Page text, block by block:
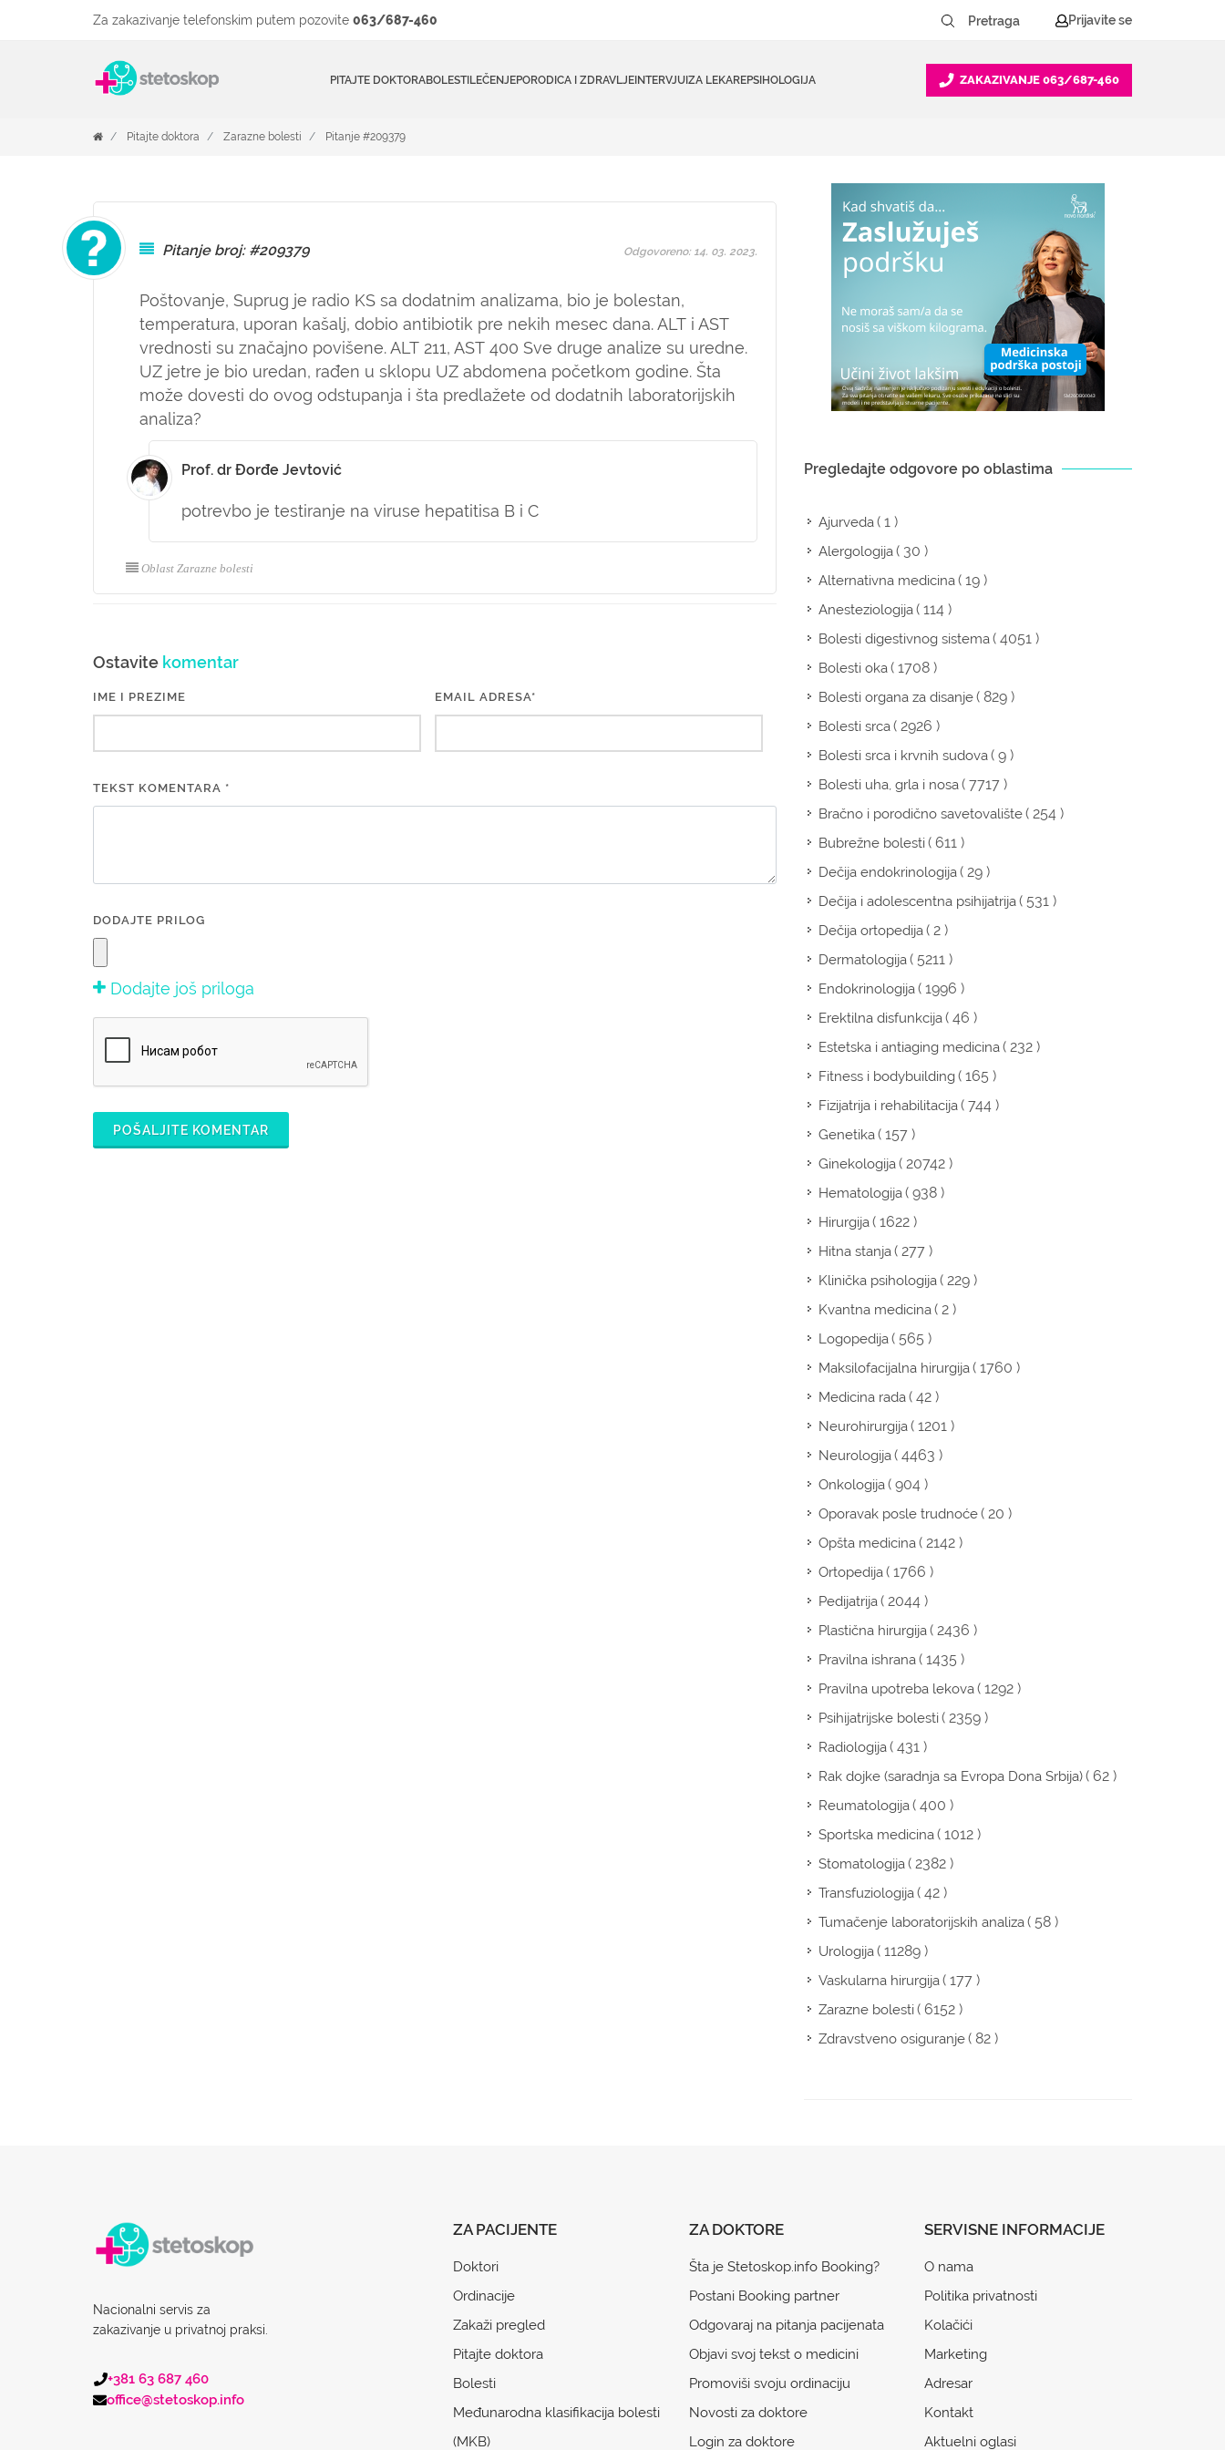
Za zakazivanje telefonskim putem pozovite 063/687-460 Prijavite se
PITAJTE DOKTORABOLESTILEČENJEPORODICA I ZDRAVLJEINTERVJUIZA LEKAREPSIHOLOGIJA ZAKAZIVANJE 063/687-460
Pitajte doktora Zarazne bolesti Pitanje #209379
Pitanje broj: #209379
Poštovanje, Suprug je radio KS sa dodatnim analizama, bio je bolestan,
temperatura, uporan kašalj, dobio antibiotik pre nekih mesec dana. ALT i AST
vrednosti su značajno povišene. ALT 211, AST 400 Sve druge analize su uredne.
UZ jetre je bio uredan, rađen u sklopu UZ abdomena početkom godine. Šta
može dovesti do ovog odstupanja i šta predlažete od dodatnih laboratorijskih
analiza?
Odgovoreno: 14. 03. 2023.
Prof. dr Đorđe Jevtović
potrevbo je testiranje na viruse hepatitisa B i C
Oblast Zarazne bolesti
Ostavite komentar
IME I PREZIME EMAIL ADRESA*
TEKST KOMENTARA *
DODAJTE PRILOG
Dodajte još priloga
POŠALJITE KOMENTAR
Pregledajte odgovore po oblastima
Ajurveda( 1 )
Alergologija( 30 )
Alternativna medicina( 19 )
Anesteziologija( 114 )
Bolesti digestivnog sistema( 4051 )
Bolesti oka( 1708 )
Bolesti organa za disanje( 829 )
Bolesti srca( 2926 )
Bolesti srca i krvnih sudova( 9 )
Bolesti uha, grla i nosa( 7717 )
Bračno i porodično savetovalište( 254 )
Bubrežne bolesti( 611 )
Dečija endokrinologija( 29 )
Dečija i adolescentna psihijatrija( 531 )
Dečija ortopedija( 2 )
Dermatologija( 5211 )
Endokrinologija( 1996 )
Erektilna disfunkcija( 46 )
Estetska i antiaging medicina( 232 )
Fitness i bodybuilding( 165 )
Fizijatrija i rehabilitacija( 744 )
Genetika( 157 )
Ginekologija( 20742 )
Hematologija( 938 )
Hirurgija( 1622 )
Hitna stanja( 277 )
Klinička psihologija( 229 )
Kvantna medicina( 2 )
Logopedija( 565 )
Maksilofacijalna hirurgija( 1760 )
Medicina rada( 42 )
Neurohirurgija( 1201 )
Neurologija( 4463 )
Onkologija( 904 )
Oporavak posle trudnoće( 20 )
Opšta medicina( 2142 )
Ortopedija( 1766 )
Pedijatrija( 2044 )
Plastična hirurgija( 2436 )
Pravilna ishrana( 1435 )
Pravilna upotreba lekova( 1292 )
Psihijatrijske bolesti( 2359 )
Radiologija( 431 )
Rak dojke (saradnja sa Evropa Dona Srbija)( 62 )
Reumatologija( 400 )
Sportska medicina( 1012 )
Stomatologija( 2382 )
Transfuziologija( 42 )
Tumačenje laboratorijskih analiza( 58 )
Urologija( 11289 )
Vaskularna hirurgija( 177 )
Zarazne bolesti( 6152 )
Zdravstveno osiguranje( 82 )
Nacionalni servis za
zakazivanje u privatnoj praksi.
+381 63 687 460
office@stetoskop.info
ZA PACIJENTE
Doktori
Ordinacije
Zakaži pregled
Pitajte doktora
Bolesti
Međunarodna klasifikacija bolesti
(MKB)
ZA DOKTORE
Šta je Stetoskop.info Booking?
Postani Booking partner
Odgovaraj na pitanja pacijenata
Objavi svoj tekst o medicini
Promoviši svoju ordinaciju
Novosti za doktore
Login za doktore
SERVISNE INFORMACIJE
O nama
Politika privatnosti
Kolačići
Marketing
Adresar
Kontakt
Aktuelni oglasi